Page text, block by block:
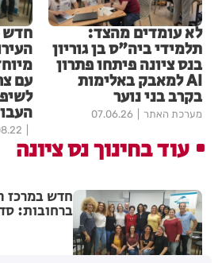
לא עומדים מהצד:
תלמידי ביה"ס בן גוריון
בנס ציונה פיתחו פתרון
AI למאבק באלימות
בקרב בני נוער
מערכת האתר 07.06.26
חדש
עם
עוד בחינוך נס ציונה
חדש במרכז
ברחובות: